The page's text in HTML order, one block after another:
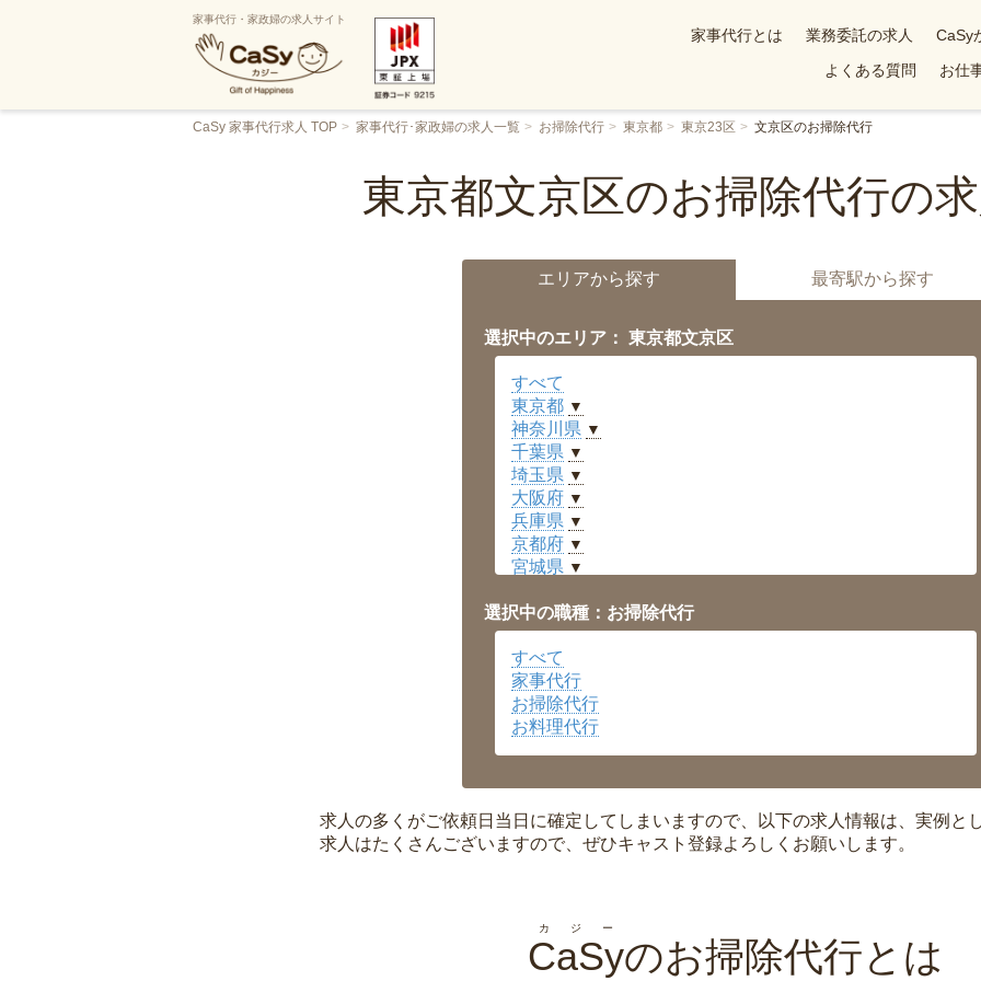
家事代行・家政婦の求人サイト
家事代行とは 業務委託の求人 CaSy
よくある質問
お仕
CaSy 家事代行求人 TOP 家事代行･家政婦の求人一覧 お掃除代行 東京都 東京23区 文京区のお掃除代行
東京都文京区のお掃除代行の
エリアから探す 最寄駅から探す
選択中のエリア： 東京都文京区
すべて
東京都 ▼
神奈川県 ▼
千葉県 ▼
埼玉県 ▼
大阪府 ▼
兵庫県 ▼
京都府 ▼
宮城県 ▼
福井県 ▼
岡山県 ▼
広島県
沖縄県 ▼
選択中の職種：お掃除代行
すべて
家事代行
お掃除代行
お料理代行
求人の多くがご依頼日当日に確定してしまいますので、以下の求人情報は、実例と
求人はたくさんございますので、ぜひキャスト登録よろしくお願いします。
CaSy
カジー
のお掃除代行とは